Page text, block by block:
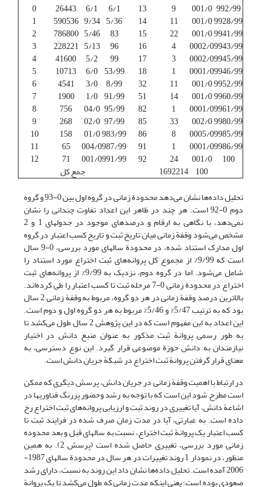
992/99
001/0
9
13
6/1
6/1
26443
0
9928/99
001/0
11
14
5/36
9/34
590536
1
9941/99
001/0
22
15
83
5/46
786800
2
9943/99
0002/0
4
16
96
5/13
228221
3
9945/99
0002/0
3
17
99
5/2
41600
4
9946/99
0001/0
1
18
53/99
6/0
10713
5
9952/99
001/0
11
32
8/99
3/0
4541
6
9960/99
001/0
14
51
91/99
1/0
1900
7
9961/99
0001/0
1
82
95/99
04/0
756
8
9980/99
002/0
33
85
97/99
02/0
268
9
9985/99
0005/0
8
86
983/99
01/0
158
10
9986/99
0001/0
1
91
987/99
004/0
65
11
100
001/0
24
92
991/99
001/0
71
12
100
1692214
جمع کل
تحلیل داده‌ها نشان می‌دهد محدودة زمانی در گروه اول بین 0-93 و گروه
دوم 0-92 است. هر چند در ظاهر این اعداد تفاوت چندانی را نشان
نمی‌دهد، با نگاهی به ارقام و درصدهای موجود در جدولهای 1 و 2
مشخص می‌‌شود وقفة زمانی میان تاریخ ثبت و تاریخ کسب اعتبار در گروه
اول مدارک استناد شده، در محدودة سالهای مورد بررسی، 0-9 سال
است که 9/99% از مجموع کل پروانه‌های ثبت اختراع مورد استناد را
شامل می‌شود. اما در گروه دوم، نزدیک به 9/99% از پروانه‌های ثبت
اختراع در محدودة زمانی 0-7 مرحله ثبت تا کسب اعتبار را طی کرده‌‌اند.
بالاترین درصد وقفة زمانی در هر دو گروه، مربوط به وقفة زمانی 2 سال
بود که به ترتیب 5/47% و 5/46% مربوط به هر دو گروه اول و دوم است.
این اعداد به این مفهوم است که در این پژوهش 2 سال طول می‌کشد تا
به طور رسمی پروانة ثبت مذکور به عنوان منبع دانش در اختیار
نیازمندان به دانش حوزة موضوعی قرار گیرد. این نوع دسترسی، به
معنای قرار گرفتن پروانة ثبت اختراع در شبکة جریان دانش است.
در ارتباط با اهمیت وقفة زمانی در جریان دانش، پرسش دیگری که ممکن
است مطرح شود این است که با توجه به رشد وحضور پررنگ فناوریها در
اشاعة دانش، آیا تغییری در روند ثبت و ارزیابی پروانه‌های ثبت اختراع رخ
داده است. به عبارتی، آیا در مدت زمان صرف شده در فرایند ثبت تا
کسب اعتبار یک پروانة ثبت اختراع، نسبت به سالهای قبل و بعد محدوده
زمانی مورد بررسی، تغییری حاصل شده است (پرسش 2). به همین
منظور، در نمودار 1 روند تغییرات در هر سال در محدودة سالهای 1987-
2006 آمده است. تحلیل داده‌ها نشان داد این روند به نسبت، دارای رشد
صعودی بوده است؛ یعنی اینکه مدت زمانی که طول می‌کشد تا یک پروانة